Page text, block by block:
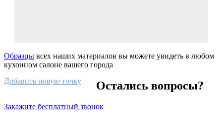
Образцы всех наших материалов вы можете увидеть в любом
кухонном салоне вашего города
Добавить новую точку
Остались вопросы?
Закажите бесплатный звонок